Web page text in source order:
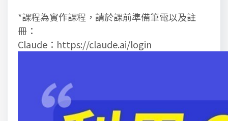
*課程為實作課程，請於課前準備筆電以及註
冊：
Claude：https://claude.ai/login